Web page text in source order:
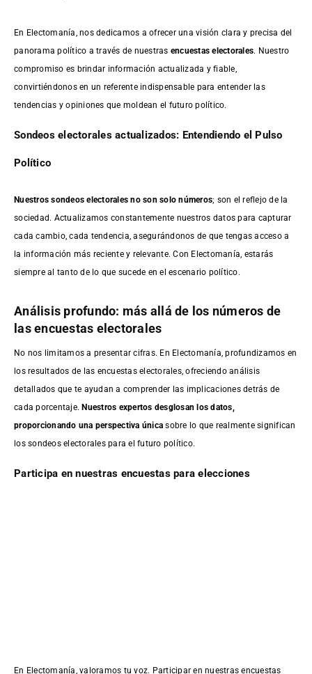
En Electomanía, nos dedicamos a ofrecer una visión clara y precisa del
panorama político a través de nuestras encuestas electorales. Nuestro
compromiso es brindar información actualizada y fiable,
convirtiéndonos en un referente indispensable para entender las
tendencias y opiniones que moldean el futuro político.
Sondeos electorales actualizados: Entendiendo el Pulso
Político
Nuestros sondeos electorales no son solo números; son el reflejo de la
sociedad. Actualizamos constantemente nuestros datos para capturar
cada cambio, cada tendencia, asegurándonos de que tengas acceso a
la información más reciente y relevante. Con Electomanía, estarás
siempre al tanto de lo que sucede en el escenario político.
Análisis profundo: más allá de los números de
las encuestas electorales
No nos limitamos a presentar cifras. En Electomanía, profundizamos en
los resultados de las encuestas electorales, ofreciendo análisis
detallados que te ayudan a comprender las implicaciones detrás de
cada porcentaje.Nuestros expertos desglosan los datos,
proporcionando una perspectiva única sobre lo que realmente significan
los sondeos electorales para el futuro político.
Participa en nuestras encuestas para elecciones
En Electomanía, valoramos tu voz. Participar en nuestras encuestas